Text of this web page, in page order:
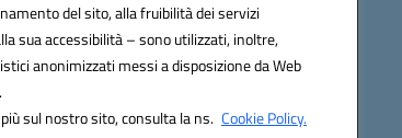
del sito, alla fruibilità dei servizi
sua accessibilità – sono utilizzati, inoltre,
anonimizzati messi a disposizione da Web
sul nostro sito, consulta la ns. Cookie Policy.